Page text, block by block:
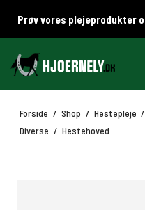
Prøv vores plejeprodukter
Forside / Shop / Hestepleje /
Diverse / Hestehoved